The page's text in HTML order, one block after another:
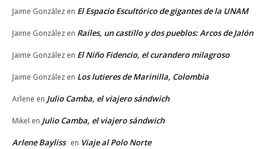
Jaime González en El Espacio Escultórico de gigantes de la UNAM
Jaime González en Raíles, un castillo y dos pueblos: Arcos de Jalón
Jaime González en El Niño Fidencio, el curandero milagroso
Jaime González en Los lutieres de Marinilla, Colombia
Arlene en Julio Camba, el viajero sándwich
Mikel en Julio Camba, el viajero sándwich
Arlene Bayliss en Viaje al Polo Norte